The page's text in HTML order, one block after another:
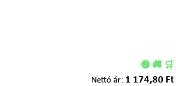
🟢 🚚 🛒
Nettó ár: 1 174,80 Ft